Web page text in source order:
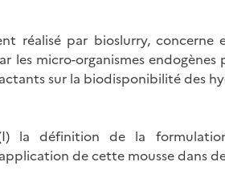
réalisé par bioslurry, concerne
les micro-organismes
sur la biodisponibilité des
la définition de la
de cette mousse dans